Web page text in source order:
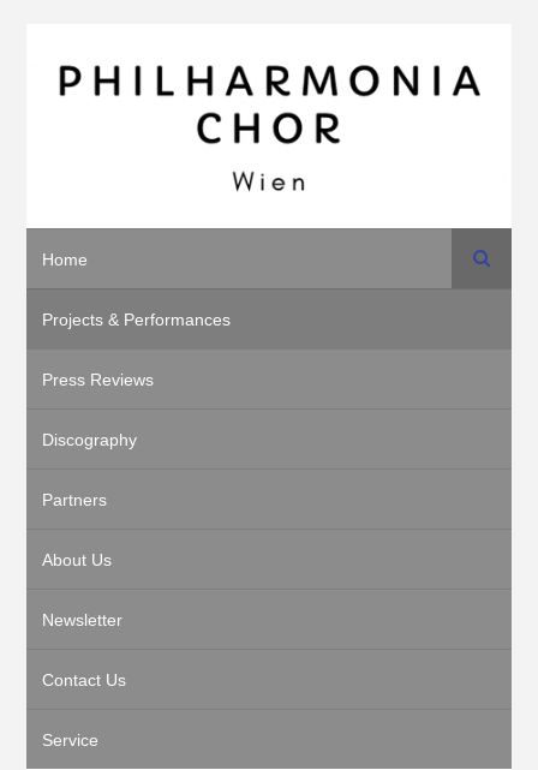
Home
Projects & Performances
Press Reviews
Discography
Partners
About Us
Newsletter
Contact Us
Service
Search